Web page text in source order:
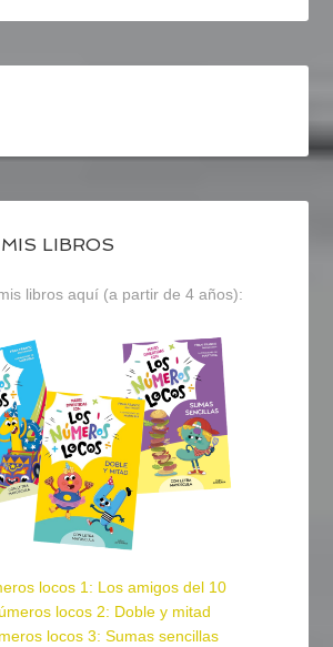
LIBROS
libros aquí (a partir de 4 años):
locos 1: Los amigos del 10
locos 2: Doble y mitad
locos 3: Sumas sencillas